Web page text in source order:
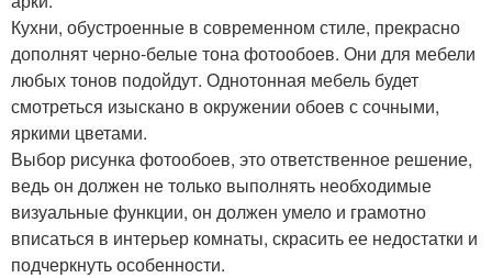
Кухни, обустроенные в современном стиле, прекрасно
дополнят черно-белые тона фотообоев. Они для мебели
любых тонов подойдут. Однотонная мебель будет
смотреться изыскано в окружении обоев с сочными,
яркими цветами.
Выбор рисунка фотообоев, это ответственное решение,
ведь он должен не только выполнять необходимые
визуальные функции, он должен умело и грамотно
вписаться в интерьер комнаты, скрасить ее недостатки и
подчеркнуть особенности.